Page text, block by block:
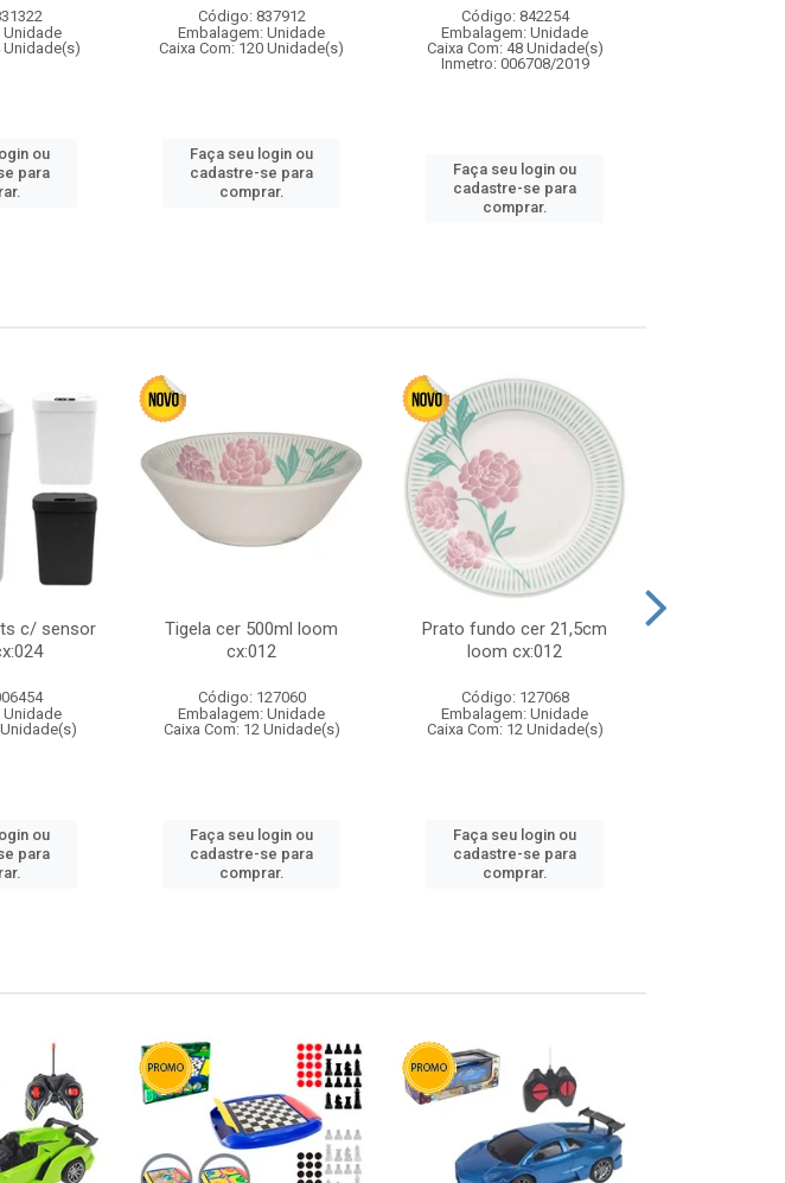
Unidade
Unidade(s)
ou
para
Código: 837912
Embalagem: Unidade
Caixa Com: 120 Unidade(s)
Faça seu login ou
cadastre-se para
comprar.
Código: 842254
Embalagem: Unidade
Caixa Com: 48 Unidade(s)
Inmetro: 006708/2019
Faça seu login ou
cadastre-se para
comprar.
c/ sensor
Unidade
ou
para
Tigela cer 500ml loom
cx:012
Código: 127060
Embalagem: Unidade
Caixa Com: 12 Unidade(s)
Faça seu login ou
cadastre-se para
comprar.
Prato fundo cer 21,5cm
loom cx:012
Código: 127068
Embalagem: Unidade
Caixa Com: 12 Unidade(s)
Faça seu login ou
cadastre-se para
comprar.